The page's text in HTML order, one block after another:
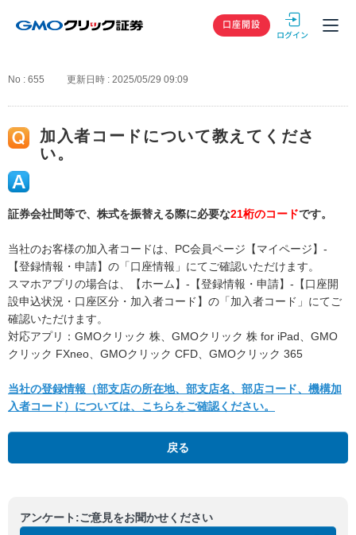
GMOクリック
口座開設
No : 655 更新日時 : 2025/05/29 09:09
加入者コードについて教えてくださ
い。
証券会社間等で、株式を振替える際に必要な21桁のコードです。
当社のお客様の加入者コードは、PC会員ページ【マイページ】-
【登録情報・申請】の「口座情報」にてご確認いただけます。
スマホアプリの場合は、【ホーム】-【登録情報・申請】-【口座開
設申込状況・口座区分・加入者コード】の「加入者コード」にてご
確認いただけます。
対応アプリ：GMOクリック 株、GMOクリック 株 for iPad、GMO
クリック FXneo、GMOクリック CFD、GMOクリック 365
当社の登録情報（部支店の所在地、部支店名、部店コード、機構加
入者コード）については、こちらをご確認ください。
戻る
アンケート:ご意見をお聞かせください